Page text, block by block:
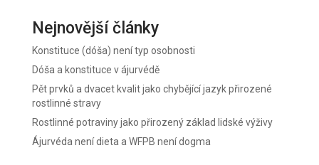
Nejnovější články
Konstituce (dóša) není typ osobnosti
Dóša a konstituce v ájurvédě
Pět prvků a dvacet kvalit jako chybějící jazyk přirozené
rostlinné stravy
Rostlinné potraviny jako přirozený základ lidské výživy
Ájurvéda není dieta a WFPB není dogma